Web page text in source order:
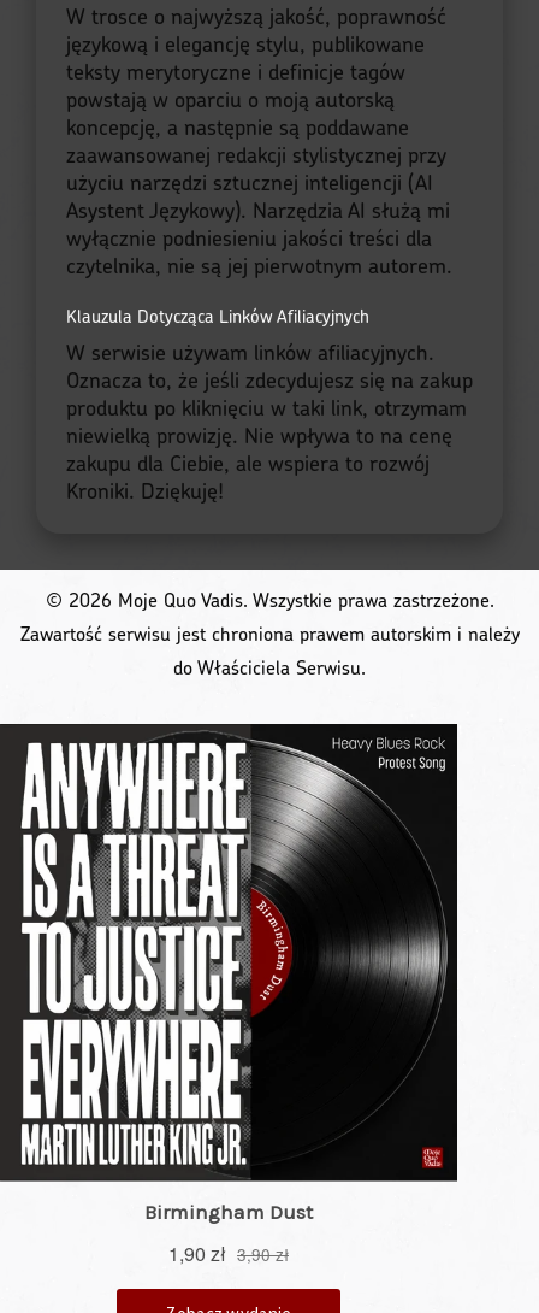
W trosce o najwyższą jakość, poprawność
językową i elegancję stylu, publikowane
teksty merytoryczne i definicje tagów
powstają w oparciu o moją autorską
koncepcję, a następnie są poddawane
zaawansowanej redakcji stylistycznej przy
użyciu narzędzi sztucznej inteligencji (AI
Asystent Językowy). Narzędzia AI służą mi
wyłącznie podniesieniu jakości treści dla
czytelnika, nie są jej pierwotnym autorem.
Klauzula Dotycząca Linków Afiliacyjnych
W serwisie używam linków afiliacyjnych.
Oznacza to, że jeśli zdecydujesz się na zakup
produktu po kliknięciu w taki link, otrzymam
niewielką prowizję. Nie wpływa to na cenę
zakupu dla Ciebie, ale wspiera to rozwój
Kroniki. Dziękuję!
© 2026 Moje Quo Vadis. Wszystkie prawa zastrzeżone.
Zawartość serwisu jest chroniona prawem autorskim i należy
do Właściciela Serwisu.